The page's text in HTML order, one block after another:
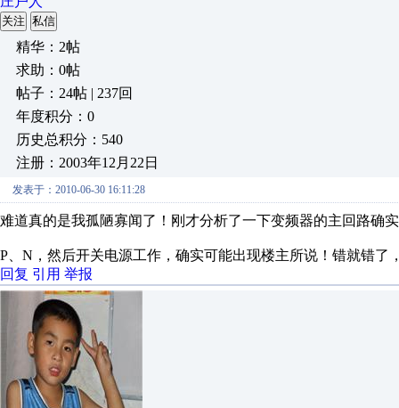
关注 私信
精华：2帖
求助：0帖
帖子：24帖 | 237回
年度积分：0
历史总积分：540
注册：2003年12月22日
发表于：2010-06-30 16:11:28
难道真的是我孤陋寡闻了！刚才分析了一下变频器的主回路确
P、N，然后开关电源工作，确实可能出现楼主所说！错就错了
回复 引用 举报